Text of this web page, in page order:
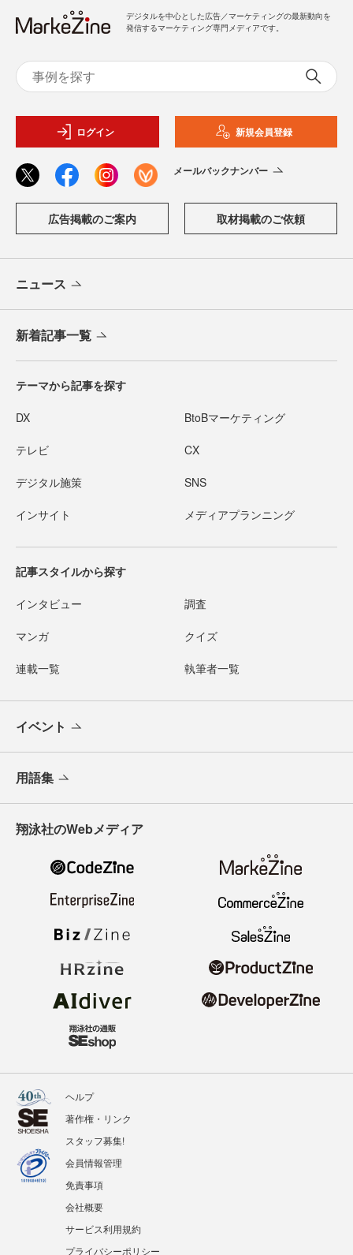
デジタルを中心とした広告／マーケティングの最新動向を
発信するマーケティング専門メディアです。
ログイン 新規会員登録
メールバックナンバー
広告掲載のご案内 取材掲載のご依頼
ニュース
新着記事一覧
テーマから記事を探す
DX BtoBマーケティング
テレビ CX
デジタル施策 SNS
インサイト メディアプランニング
記事スタイルから探す
インタビュー 調査
マンガ クイズ
連載一覧 執筆者一覧
イベント
用語集
翔泳社のWebメディア
ヘルプ
著作権・リンク
スタッフ募集!
会員情報管理
免責事項
会社概要
サービス利用規約
プライバシーポリシー